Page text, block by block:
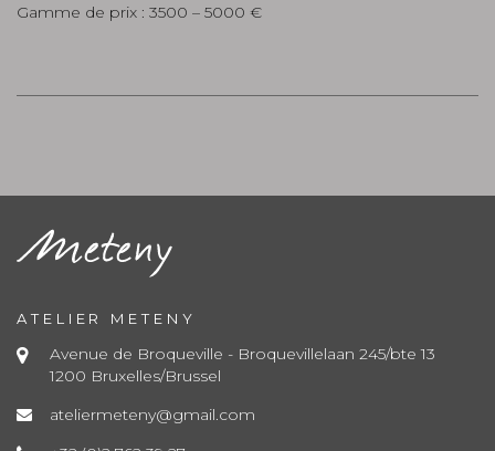
Gamme de prix : 3500 – 5000 €
ATELIER METENY
Avenue de Broqueville - Broquevillelaan 245/bte 13
1200 Bruxelles/Brussel
ateliermeteny@gmail.com